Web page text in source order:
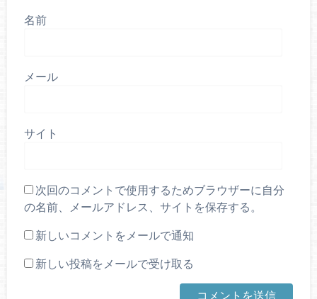
名前
メール
サイト
次回のコメントで使用するためブラウザーに自分
の名前、メールアドレス、サイトを保存する。
新しいコメントをメールで通知
新しい投稿をメールで受け取る